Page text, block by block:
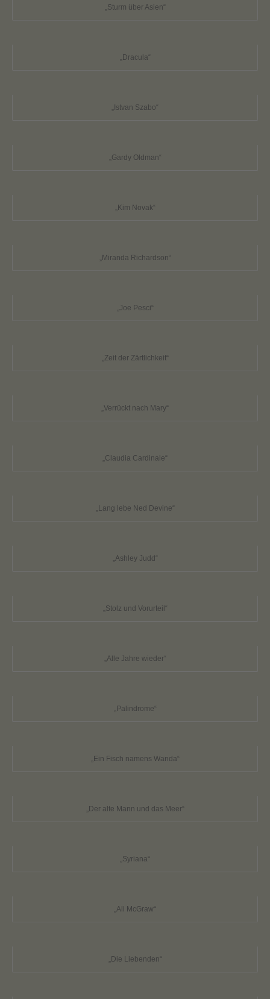
„Sturm über Asien“
„Dracula“
„Istvan Szabo“
„Gardy Oldman“
„Kim Novak“
„Miranda Richardson“
„Joe Pesci“
„Zeit der Zärtlichkeit“
„Verrückt nach Mary“
„Claudia Cardinale“
„Lang lebe Ned Devine“
„Ashley Judd“
„Stolz und Vorurteil“
„Alle Jahre wieder“
„Palindrome“
„Ein Fisch namens Wanda“
„Der alte Mann und das Meer“
„Syriana“
„Ali McGraw“
„Die Liebenden“